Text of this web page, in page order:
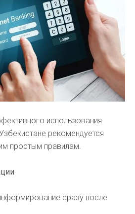
использования
рекомендуется
простым правилам.
сразу после